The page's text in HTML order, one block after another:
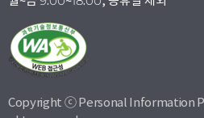
Copyright ⓒ Personal Information